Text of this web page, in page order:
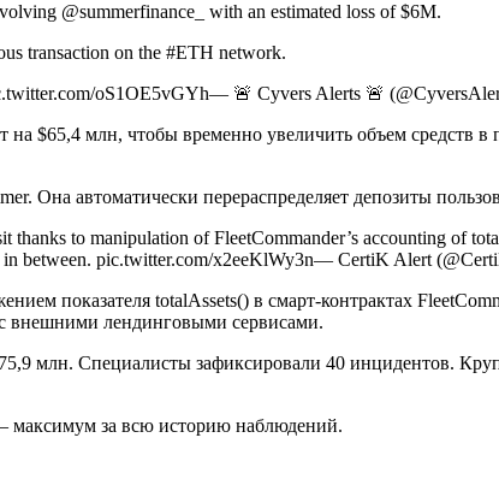
@summerfinance_ with an estimated loss of $6M.
transaction on the #ETH network.
oS1OE5vGYh— 🚨 Cyvers Alerts 🚨
$65,4 млн, чтобы временно увеличить объем средств
Она автоматически перераспределяет депозиты
to manipulation of FleetCommander’s accounting of
in between. pic.twitter.com/x2eeKlWy3n— CertiK Alert
показателя totalAssets() в смарт-контрактах
внешними лендинговыми сервисами.
млн. Специалисты зафиксировали 40 инцидентов.
максимум за всю историю наблюдений.